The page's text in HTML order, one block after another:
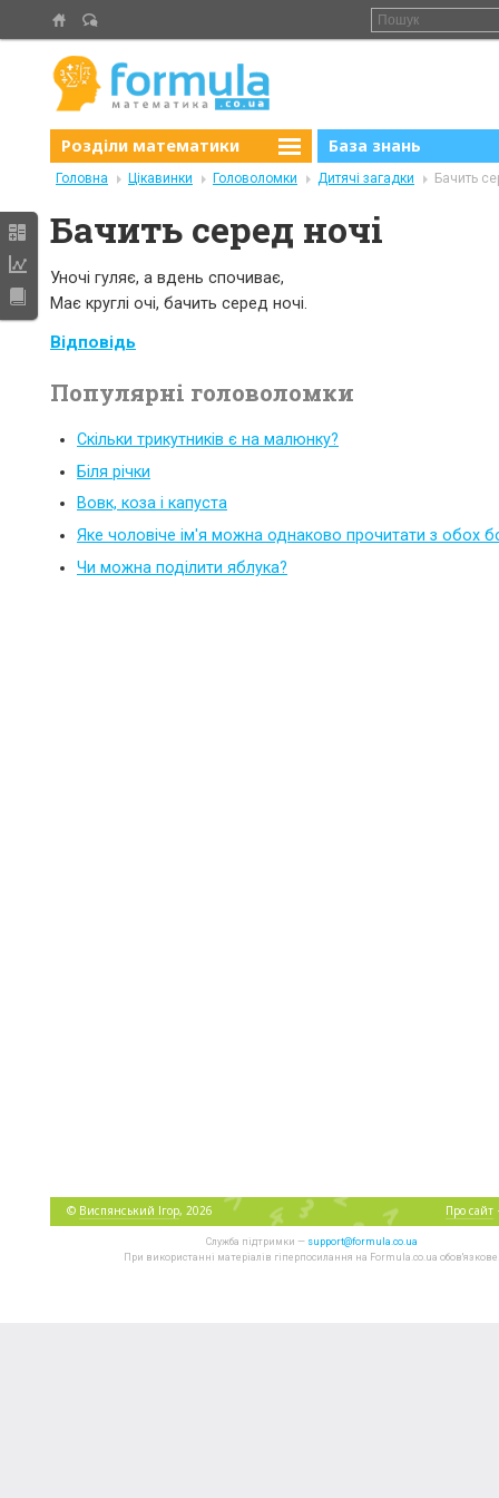
Розділи математики База знань
Головна Цікавинки Головоломки Дитячі загадки Бачить
Бачить серед ночі
Уночі гуляє, а вдень спочиває,
Має круглі очі, бачить серед ночі.
Відповідь
Популярні головоломки
Скільки трикутників є на малюнку?
Біля річки
Вовк, коза і капуста
Яке чоловіче ім'я можна однаково прочитати з обох
Чи можна поділити яблука?
© Виспянський Ігор, 2026 Про сайт
Служба підтримки — support@formula.co.ua
При використанні матеріалів гіперпосилання на Formula.co.ua обов'язкове.